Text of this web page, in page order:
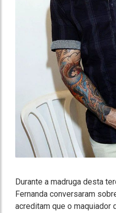
Durante a madruga desta
Fernanda conversaram
acreditam que o maquiador